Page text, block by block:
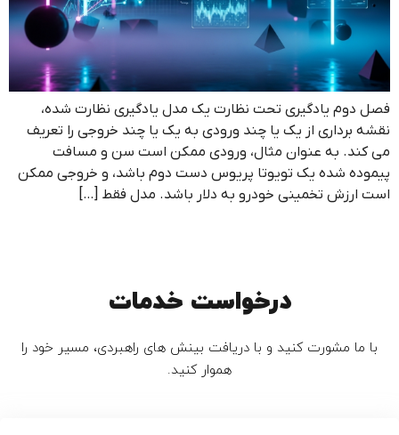
فصل دوم یادگیری تحت نظارت یک مدل یادگیری نظارت شده،
نقشه برداری از یک یا چند ورودی به یک یا چند خروجی را تعریف
می کند. به عنوان مثال، ورودی ممکن است سن و مسافت
پیموده شده یک تویوتا پریوس دست دوم باشد، و خروجی ممکن
است ارزش تخمینی خودرو به دلار باشد. مدل فقط […]
درخواست خدمات
با ما مشورت کنید و با دریافت بینش های راهبردی، مسیر خود را
هموار کنید.